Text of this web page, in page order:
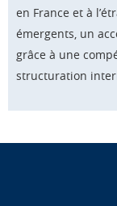
en France et à
émergents, un
grâce à une
structuration